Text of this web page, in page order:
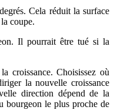
Cela réduit la surface
coupe.
Il pourrait être tué si la
croissance. Choisissez où
la nouvelle croissance
direction dépend de la
bourgeon le plus proche de